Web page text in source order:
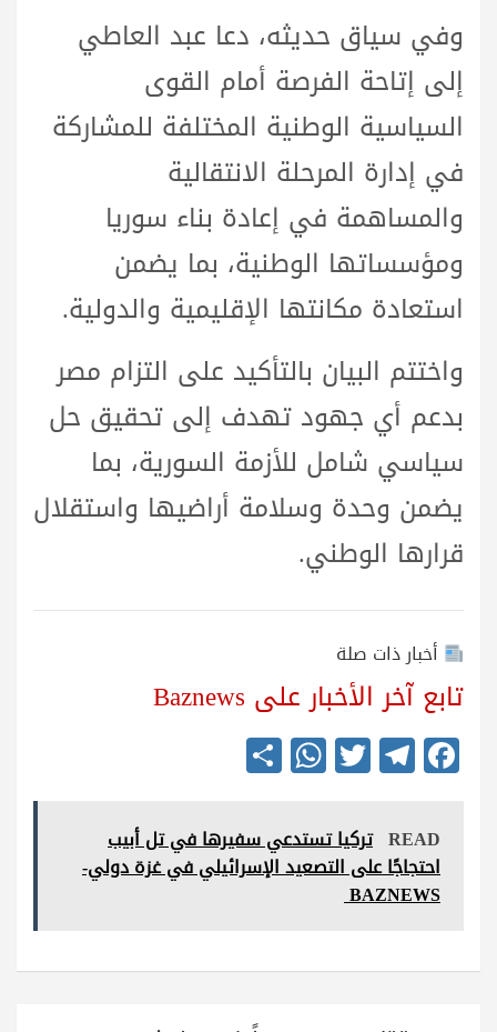
وفي سياق حديثه، دعا عبد العاطي
إلى إتاحة الفرصة أمام القوى
السياسية الوطنية المختلفة للمشاركة
في إدارة المرحلة الانتقالية
والمساهمة في إعادة بناء سوريا
ومؤسساتها الوطنية، بما يضمن
استعادة مكانتها الإقليمية والدولية.
واختتم البيان بالتأكيد على التزام مصر
بدعم أي جهود تهدف إلى تحقيق حل
سياسي شامل للأزمة السورية، بما
يضمن وحدة وسلامة أراضيها واستقلال
قرارها الوطني.
أخبار ذات صلة
تابع آخر الأخبار على Baznews
Fa
ce
bo
ok
Te
le
gr
a
m
T
wi
tte
r
W
ha
ts
A
pp
re READ تركيا تستدعي سفيرها في تل أبيب
احتجاجًا على التصعيد الإسرائيلي في غزة دولي-
BAZNEWS